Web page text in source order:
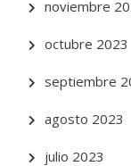
noviembre
octubre 2023
septiembre
agosto 2023
julio 2023